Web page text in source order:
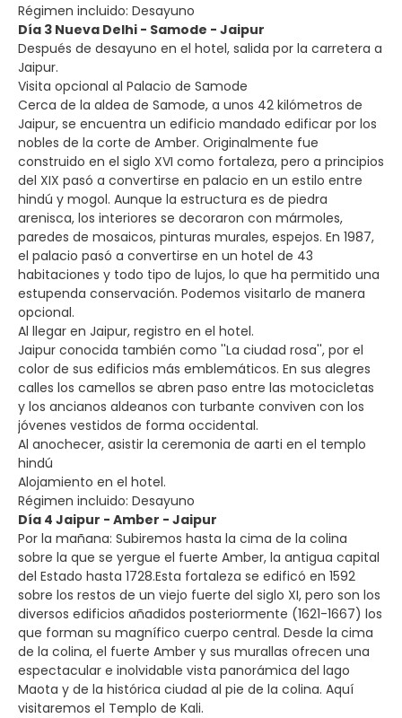
Régimen incluido: Desayuno
Día 3 Nueva Delhi - Samode - Jaipur
Después de desayuno en el hotel, salida por la carretera a
Jaipur.
Visita opcional al Palacio de Samode
Cerca de la aldea de Samode, a unos 42 kilómetros de
Jaipur, se encuentra un edificio mandado edificar por los
nobles de la corte de Amber. Originalmente fue
construido en el siglo XVI como fortaleza, pero a principios
del XIX pasó a convertirse en palacio en un estilo entre
hindú y mogol. Aunque la estructura es de piedra
arenisca, los interiores se decoraron con mármoles,
paredes de mosaicos, pinturas murales, espejos. En 1987,
el palacio pasó a convertirse en un hotel de 43
habitaciones y todo tipo de lujos, lo que ha permitido una
estupenda conservación. Podemos visitarlo de manera
opcional.
Al llegar en Jaipur, registro en el hotel.
Jaipur conocida también como ''La ciudad rosa'', por el
color de sus edificios más emblemáticos. En sus alegres
calles los camellos se abren paso entre las motocicletas
y los ancianos aldeanos con turbante conviven con los
jóvenes vestidos de forma occidental.
Al anochecer, asistir la ceremonia de aarti en el templo
hindú
Alojamiento en el hotel.
Régimen incluido: Desayuno
Día 4 Jaipur - Amber - Jaipur
Por la mañana: Subiremos hasta la cima de la colina
sobre la que se yergue el fuerte Amber, la antigua capital
del Estado hasta 1728.Esta fortaleza se edificó en 1592
sobre los restos de un viejo fuerte del siglo XI, pero son los
diversos edificios añadidos posteriormente (1621-1667) los
que forman su magnífico cuerpo central. Desde la cima
de la colina, el fuerte Amber y sus murallas ofrecen una
espectacular e inolvidable vista panorámica del lago
Maota y de la histórica ciudad al pie de la colina. Aquí
visitaremos el Templo de Kali.